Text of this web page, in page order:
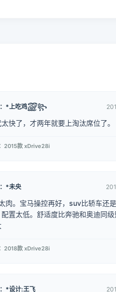
：*上吃鸡꫞꧂
快了，才两年就要上淘汰席位了。
2015款 xDrive28i
*未央
肉。宝马操控再好，suv比轿车还
配置太低。舒适度比奔驰和奥迪同
2018款 xDrive28i
*设计:王飞